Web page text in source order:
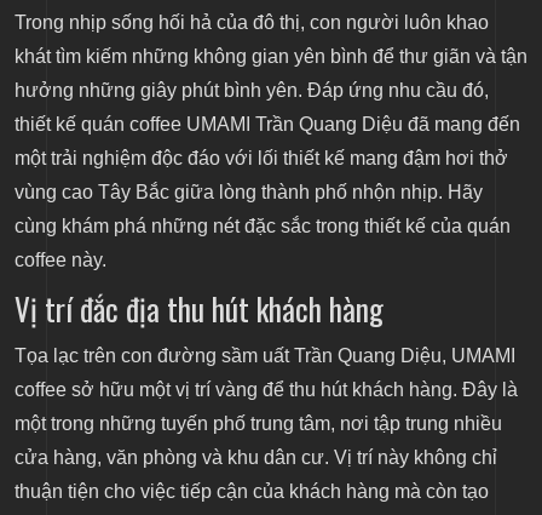
Nổi bật với mái ngói Pơ Mu đặc trưng
Phong cách mang đậm chất vùng cao
Kết hợp hài hòa không gian ngoài trời và trong nhà
Không gian nội thất độc đáo và ấn tượng
Trong nhịp sống hối hả của đô thị, con người luôn khao
khát tìm kiếm những không gian yên bình để thư giãn và tận
hưởng những giây phút bình yên. Đáp ứng nhu cầu đó,
thiết kế quán coffee UMAMI Trần Quang Diệu đã mang đến
một trải nghiệm độc đáo với lối thiết kế mang đậm hơi thở
vùng cao Tây Bắc giữa lòng thành phố nhộn nhịp. Hãy
cùng khám phá những nét đặc sắc trong thiết kế của quán
coffee này.
Vị trí đắc địa thu hút khách hàng
Tọa lạc trên con đường sầm uất Trần Quang Diệu, UMAMI
coffee sở hữu một vị trí vàng để thu hút khách hàng. Đây là
một trong những tuyến phố trung tâm, nơi tập trung nhiều
cửa hàng, văn phòng và khu dân cư. Vị trí này không chỉ
thuận tiện cho việc tiếp cận của khách hàng mà còn tạo